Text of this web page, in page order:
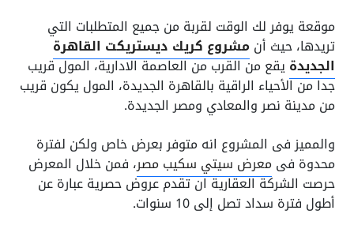
موقعة يوفر لك الوقت لقربة من جميع المتطلبات التي
تريدها، حيث أنمشروع كريك ديستريكت القاهرة
الجديدةيقع من القرب من العاصمة الادارية، المول قريب
جدا من الأحياء الراقية بالقاهرة الجديدة، المول يكون قريب
من مدينة نصر والمعادي ومصر الجديدة.
والمميز فى المشروع انه متوفر بعرض خاص ولكن لفترة
محدوة فى معرض سيتي سكيب مصر، فمن خلال المعرض
حرصت الشركة العقارية ان تقدم عروض حصرية عبارة عن
أطول فترة سداد تصل إلى 10 سنوات.